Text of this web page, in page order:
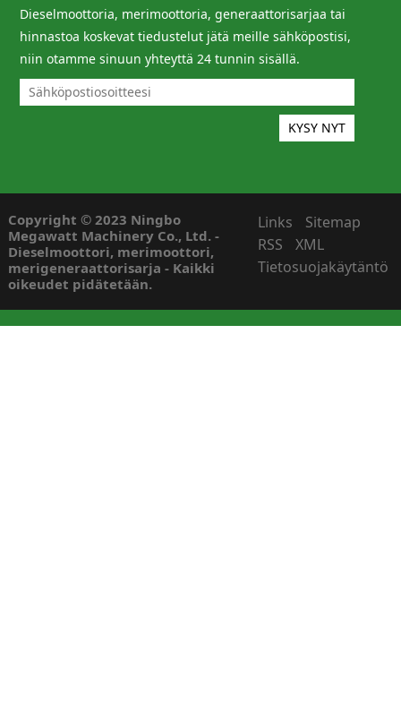
Dieselmoottoria, merimoottoria, generaattorisarjaa tai
hinnastoa koskevat tiedustelut jätä meille sähköpostisi,
niin otamme sinuun yhteyttä 24 tunnin sisällä.
Copyright © 2023 Ningbo
Megawatt Machinery Co., Ltd. -
Dieselmoottori, merimoottori,
merigeneraattorisarja - Kaikki
oikeudet pidätetään.
Links
Sitemap
RSS
XML
Tietosuojakäytäntö